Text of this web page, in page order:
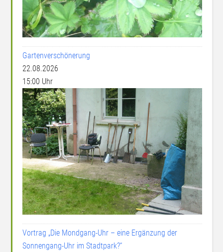
Gartenverschönerung
22.08.2026
15:00 Uhr
Vortrag „Die Mondgang-Uhr – eine Ergänzung der
Sonnengang-Uhr im Stadtpark?“